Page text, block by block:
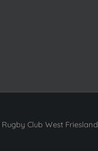
Rugby Club West Friesland